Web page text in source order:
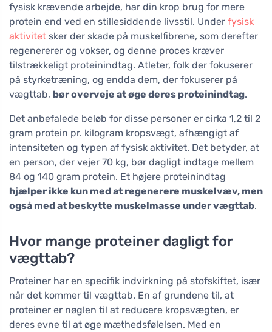
fysisk krævende arbejde, har din krop brug for mere
protein end ved en stillesiddende livsstil. Under fysisk
aktivitet sker der skade på muskelfibrene, som derefter
regenererer og vokser, og denne proces kræver
tilstrækkeligt proteinindtag. Atleter, folk der fokuserer
på styrketræning, og endda dem, der fokuserer på
vægttab, bør overveje at øge deres proteinindtag.
Det anbefalede beløb for disse personer er cirka 1,2 til 2
gram protein pr. kilogram kropsvægt, afhængigt af
intensiteten og typen af fysisk aktivitet. Det betyder, at
en person, der vejer 70 kg, bør dagligt indtage mellem
84 og 140 gram protein. Et højere proteinindtag
hjælper ikke kun med at regenerere muskelvæv, men
også med at beskytte muskelmasse under vægttab.
Hvor mange proteiner dagligt for
vægttab?
Proteiner har en specifik indvirkning på stofskiftet, især
når det kommer til vægttab. En af grundene til, at
proteiner er nøglen til at reducere kropsvægten, er
deres evne til at øge mæthedsfølelsen. Med en